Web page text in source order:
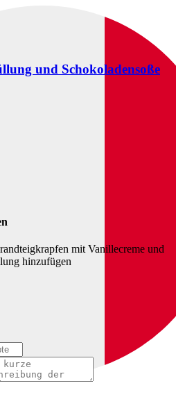
und Schokoladensoße
mit Vanillecreme und
hinzufügen